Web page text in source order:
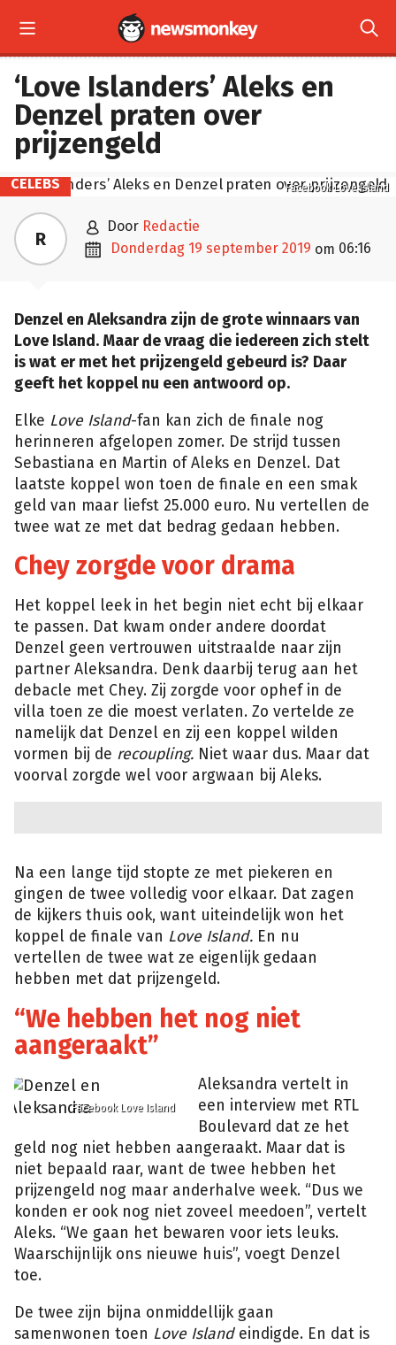
 
‘Love Islanders’ Aleks en
Denzel praten over
prijzengeld
Facebook Love Island
CELEBS
R  door Redactie
 donderdag 19 september 2019 om 06:16
Denzel en Aleksandra zijn de grote winnaars van
Love Island. Maar de vraag die iedereen zich stelt
is wat er met het prijzengeld gebeurd is? Daar
geeft het koppel nu een antwoord op.
Elke Love Island-fan kan zich de finale nog
herinneren afgelopen zomer. De strijd tussen
Sebastiana en Martin of Aleks en Denzel. Dat
laatste koppel won toen de finale en een smak
geld van maar liefst 25.000 euro. Nu vertellen de
twee wat ze met dat bedrag gedaan hebben.
Chey zorgde voor drama
Het koppel leek in het begin niet echt bij elkaar
te passen. Dat kwam onder andere doordat
Denzel geen vertrouwen uitstraalde naar zijn
partner Aleksandra. Denk daarbij terug aan het
debacle met Chey. Zij zorgde voor ophef in de
villa toen ze die moest verlaten. Zo vertelde ze
namelijk dat Denzel en zij een koppel wilden
vormen bij de recoupling. Niet waar dus. Maar dat
voorval zorgde wel voor argwaan bij Aleks.
Na een lange tijd stopte ze met piekeren en
gingen de twee volledig voor elkaar. Dat zagen
de kijkers thuis ook, want uiteindelijk won het
koppel de finale van Love Island. En nu
vertellen de twee wat ze eigenlijk gedaan
hebben met dat prijzengeld.
“We hebben het nog niet
aangeraakt”
Facebook Love Island
Aleksandra vertelt in
een interview met RTL
Boulevard dat ze het
geld nog niet hebben aangeraakt. Maar dat is
niet bepaald raar, want de twee hebben het
prijzengeld nog maar anderhalve week. “Dus we
konden er ook nog niet zoveel meedoen”, vertelt
Aleks. “We gaan het bewaren voor iets leuks.
Waarschijnlijk ons nieuwe huis”, voegt Denzel
toe.
De twee zijn bijna onmiddellijk gaan
samenwonen toen Love Island eindigde. En dat is